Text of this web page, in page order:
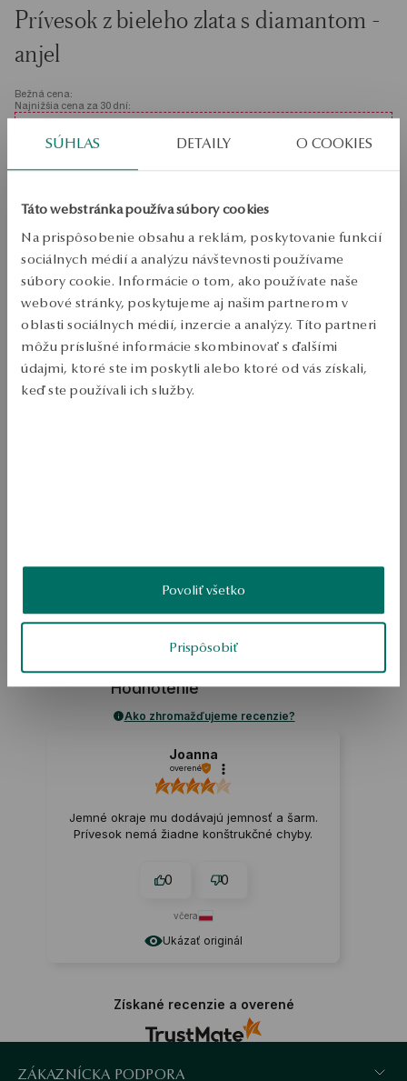
SÚHLAS DETAILY O COOKIES
Táto webstránka používa súbory cookies
Na prispôsobenie obsahu a reklám, poskytovanie funkcií
sociálnych médií a analýzu návštevnosti používame
súbory cookie. Informácie o tom, ako používate naše
webové stránky, poskytujeme aj našim partnerom v
oblasti sociálnych médií, inzercie a analýzy. Títo partneri
môžu príslušné informácie skombinovať s ďalšími
údajmi, ktoré ste im poskytli alebo ktoré od vás získali,
keď ste používali ich služby.
Povoliť všetko
Prispôsobiť
Prívesok z bieleho zlata s diamantom -
anjel
Bežná cena:
Najnižšia cena za 30 dní:
SALE do -50%
Stovky produktov za nižšie ceny. Zobraziť všetko!
0.01ct
Nie je k dispozícii online
Skontrolujte veľkosť
PRIDAŤ DO KOŠÍKA
Overiť dostupnosť
Zásielka:1pracovné dni
Doprava zdarma od 70 EUR
4.0
Hodnotenie
Na základe
1recenzií
Ako zhromažďujeme recenzie?
Ukázať originál
Joanna
overené
Jemné okraje mu dodávajú jemnosť a šarm.
Prívesok nemá žiadne konštrukčné chyby.
0 0
včera
Získané recenzie a overené
ZÁKAZNÍCKA PODPORA